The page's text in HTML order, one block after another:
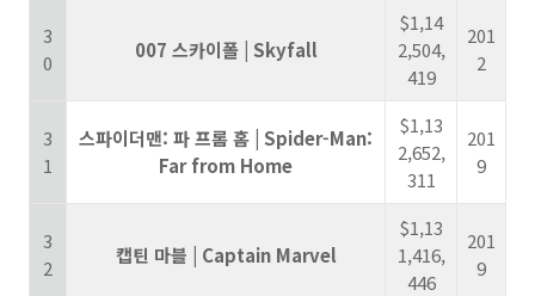
3
0
007 스카이폴 | Skyfall
$1,14
2,504,
419
201
2
3
1
스파이더맨: 파 프롬 홈 | Spider-Man:
Far from Home
$1,13
2,652,
311
201
9
3
2
캡틴 마블 | Captain Marvel
$1,13
1,416,
446
201
9